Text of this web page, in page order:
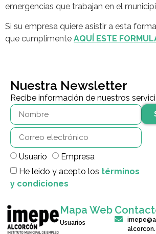
emergencias que trabajan en el
Si su empresa quiere asistir a esta
que cumplimente AQUÍ ESTE
Nuestra Newsletter
Recibe información de nuestros
Usuario
Empresa
He leido y acepto los términos
y condiciones
Mapa Web
Usuarios